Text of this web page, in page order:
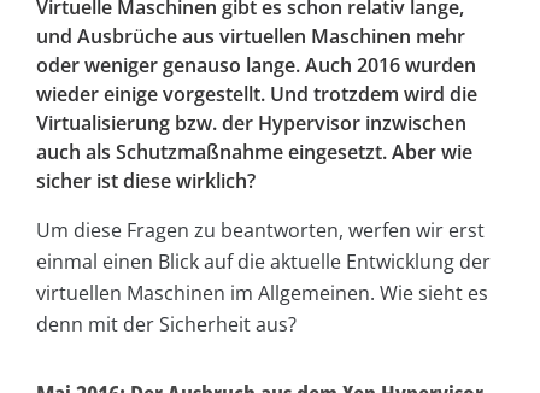
Virtuelle Maschinen gibt es schon relativ lange,
und Ausbrüche aus virtuellen Maschinen mehr
oder weniger genauso lange. Auch 2016 wurden
wieder einige vorgestellt. Und trotzdem wird die
Virtualisierung bzw. der Hypervisor inzwischen
auch als Schutzmaßnahme eingesetzt. Aber wie
sicher ist diese wirklich?
Um diese Fragen zu beantworten, werfen wir erst
einmal einen Blick auf die aktuelle Entwicklung der
virtuellen Maschinen im Allgemeinen. Wie sieht es
denn mit der Sicherheit aus?